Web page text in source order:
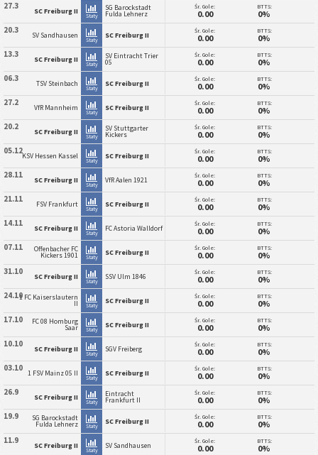
27.3 SC Freiburg II
Staty
SG Barockstadt
Fulda Lehnerz
Śr. Gole:
0.00
BTTS:
0%
20.3 SV Sandhausen
Staty
SC Freiburg II Śr. Gole:
0.00
BTTS:
0%
13.3 SC Freiburg II
Staty
SV Eintracht Trier
05
Śr. Gole:
0.00
BTTS:
0%
06.3 TSV Steinbach
Staty
SC Freiburg II Śr. Gole:
0.00
BTTS:
0%
27.2 VfR Mannheim
Staty
SC Freiburg II Śr. Gole:
0.00
BTTS:
0%
20.2 SC Freiburg II
Staty
SV Stuttgarter
Kickers
Śr. Gole:
0.00
BTTS:
0%
05.12KSV Hessen Kassel
Staty
SC Freiburg II Śr. Gole:
0.00
BTTS:
0%
28.11 SC Freiburg II
Staty
VfR Aalen 1921 Śr. Gole:
0.00
BTTS:
0%
21.11 FSV Frankfurt
Staty
SC Freiburg II Śr. Gole:
0.00
BTTS:
0%
14.11 SC Freiburg II
Staty
FC Astoria Walldorf Śr. Gole:
0.00
BTTS:
0%
07.11 Offenbacher FC
Kickers 1901 Staty
SC Freiburg II Śr. Gole:
0.00
BTTS:
0%
31.10 SC Freiburg II
Staty
SSV Ulm 1846 Śr. Gole:
0.00
BTTS:
0%
24.101 FC Kaiserslautern
II Staty
SC Freiburg II Śr. Gole:
0.00
BTTS:
0%
17.10 FC 08 Homburg
Saar Staty
SC Freiburg II Śr. Gole:
0.00
BTTS:
0%
10.10 SC Freiburg II
Staty
SGV Freiberg Śr. Gole:
0.00
BTTS:
0%
03.10 1 FSV Mainz 05 II
Staty
SC Freiburg II Śr. Gole:
0.00
BTTS:
0%
26.9 SC Freiburg II
Staty
Eintracht
Frankfurt II
Śr. Gole:
0.00
BTTS:
0%
19.9 SG Barockstadt
Fulda Lehnerz Staty
SC Freiburg II Śr. Gole:
0.00
BTTS:
0%
11.9 SC Freiburg II
Staty
SV Sandhausen Śr. Gole:
0.00
BTTS:
0%